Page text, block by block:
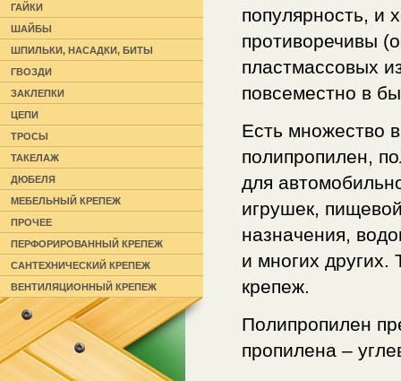
популярность, и
противоречивы
пластмассовых
повсеместно в
Есть множество
полипропилен,
для
игрушек,
назначения,
и многих других.
крепеж.
Полипропилен
пропилена –
ГАЙКИ
ШАЙБЫ
ШПИЛЬКИ, НАСАДКИ, БИТЫ
ГВОЗДИ
ЗАКЛЕПКИ
ЦЕПИ
ТРОСЫ
ТАКЕЛАЖ
ДЮБЕЛЯ
МЕБЕЛЬНЫЙ КРЕПЕЖ
ПРОЧЕЕ
ПЕРФОРИРОВАННЫЙ КРЕПЕЖ
САНТЕХНИЧЕСКИЙ КРЕПЕЖ
ВЕНТИЛЯЦИОННЫЙ КРЕПЕЖ